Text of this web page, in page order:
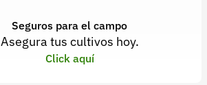
Seguros para el campo
Asegura tus cultivos hoy.
Click aquí